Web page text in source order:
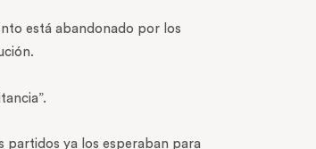
está abandonado por los
partidos ya los esperaban para